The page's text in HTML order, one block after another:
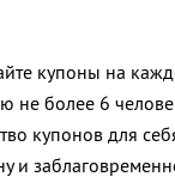
купоны на
не более 6
купонов для
и